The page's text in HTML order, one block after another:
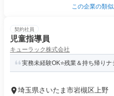
この企業の類
契約社員
児童指導員
キューラック株式会社
実務未経験OK⭐残業＆持ち帰りナ
埼玉県さいたま市岩槻区上野